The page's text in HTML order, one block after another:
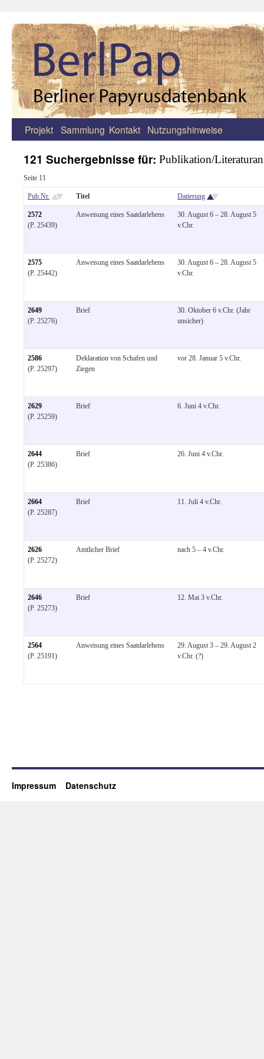
Zum
springen
Projekt Sammlung Kontakt Nutzungshinweise
121 Suchergebnisse für: Publikation/
Seite 11
Pub.Nr. Titel Datierung
2572
(P. 25439)
Anweisung eines Saatdarlehens
30. August 6 – 28. August 5
v.Chr.
2575
(P. 25442)
Anweisung eines Saatdarlehens
30. August 6 – 28. August 5
v.Chr.
2649
(P. 25276)
Brief
30. Oktober 6 v.Chr. (Jahr
unsicher)
2586
(P. 25297)
Deklaration von Schafen und
Ziegen
vor 28. Januar 5 v.Chr.
2629
(P. 25259)
Brief 6. Juni 4 v.Chr.
2644
(P. 25386)
Brief 26. Juni 4 v.Chr.
2664
(P. 25287)
Brief 11. Juli 4 v.Chr.
2626
(P. 25272)
Amtlicher Brief nach 5 – 4 v.Chr.
2646
(P. 25273)
Brief 12. Mai 3 v.Chr.
2564
(P. 25191)
Anweisung eines Saatdarlehens
29. August 3 – 29. August 2
v.Chr. (?)
Impressum Datenschutz